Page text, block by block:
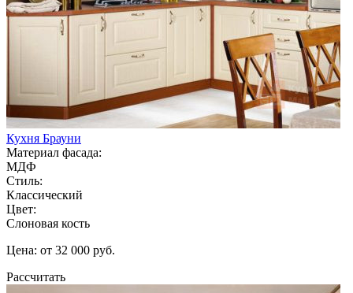
Кухня Брауни
Материал фасада:
МДФ
Стиль:
Классический
Цвет:
Слоновая кость
Цена: от 32 000 руб.
Рассчитать